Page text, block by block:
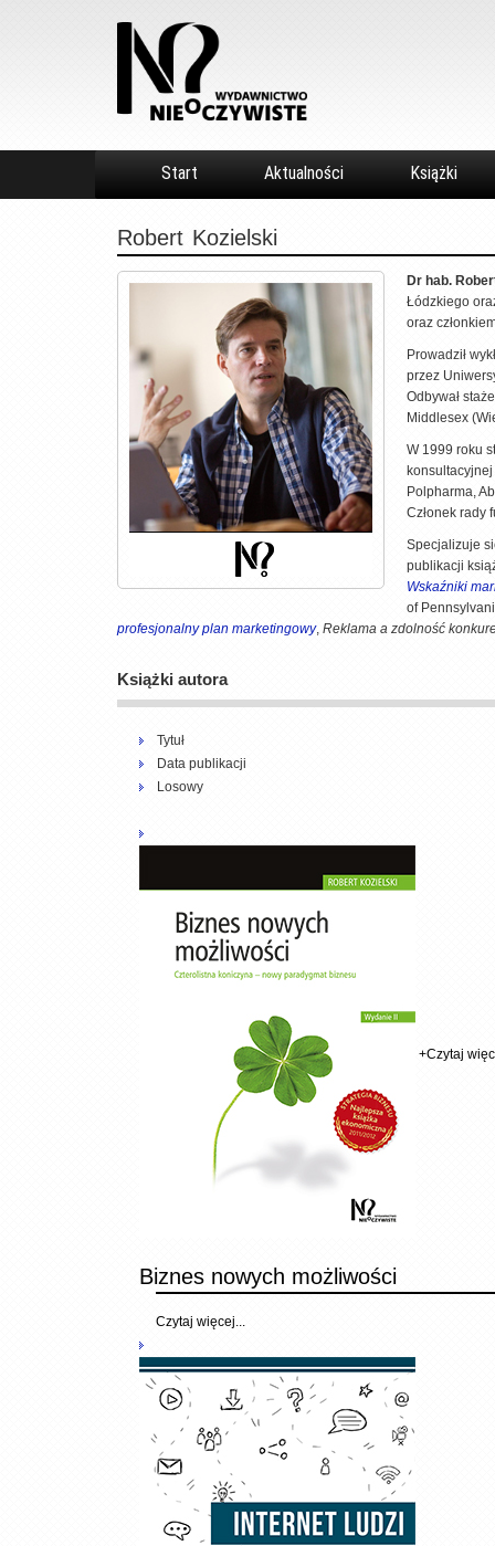
Start Aktualności Książki
Robert Kozielski
Dr hab.
Łódzkiego
oraz
Prowadził
przez
Odbywał
Middlesex
W 1999 roku
konsultacyjnej
Polpharma,
Członek rady
Specjalizuje
publikacji
Wskaźniki
of
profesjonalny plan marketingowy, Reklama a zdolność
Książki autora
Tytuł
Data publikacji
Losowy
+Czytaj
Biznes nowych możliwości
Czytaj więcej...